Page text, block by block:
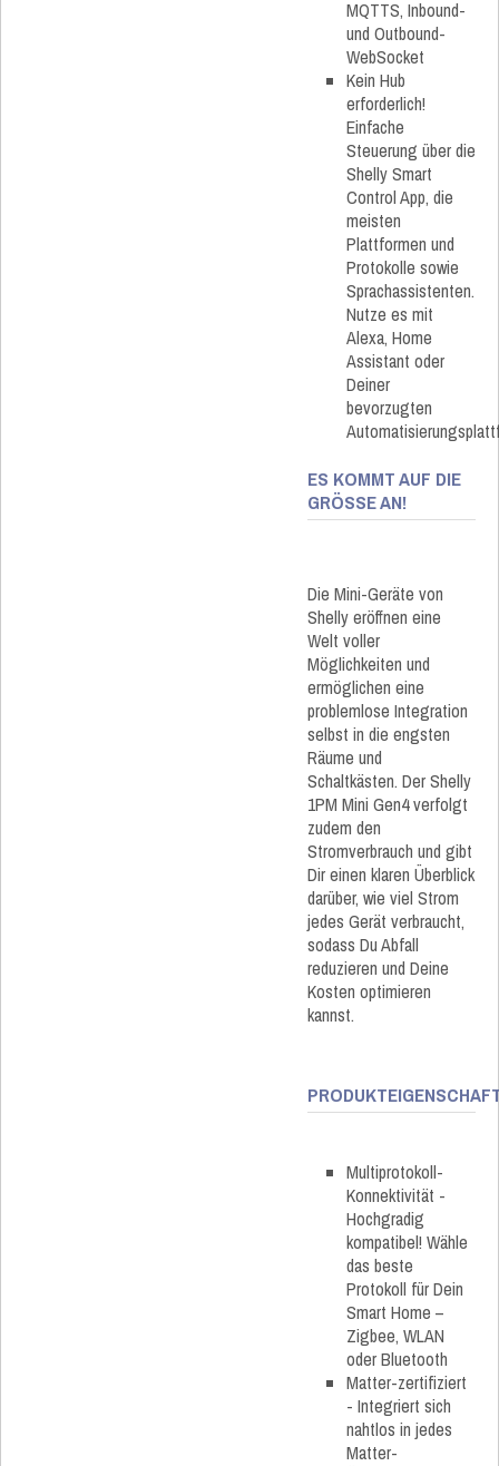
MQTTS, Inbound-
und Outbound-
WebSocket
Kein Hub
erforderlich!
Einfache
Steuerung über die
Shelly Smart
Control App, die
meisten
Plattformen und
Protokolle sowie
Sprachassistenten.
Nutze es mit
Alexa, Home
Assistant oder
Deiner
bevorzugten
ES KOMMT AUF DIE
GRÖSSE AN!
Die Mini-Geräte von
Shelly eröffnen eine
Welt voller
Möglichkeiten und
ermöglichen eine
problemlose Integration
selbst in die engsten
Räume und
Schaltkästen. Der Shelly
1PM Mini Gen4 verfolgt
zudem den
Stromverbrauch und gibt
Dir einen klaren Überblick
darüber, wie viel Strom
jedes Gerät verbraucht,
sodass Du Abfall
reduzieren und Deine
Kosten optimieren
kannst.
Multiprotokoll-
Konnektivität -
Hochgradig
kompatibel! Wähle
das beste
Protokoll für Dein
Smart Home –
Zigbee, WLAN
oder Bluetooth
Matter-zertifiziert
- Integriert sich
nahtlos in jedes
Matter-